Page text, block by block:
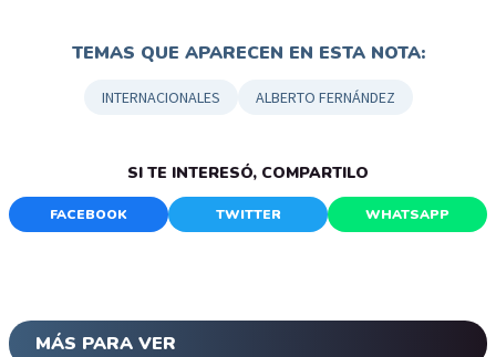
TEMAS QUE APARECEN EN ESTA NOTA:
INTERNACIONALES ALBERTO FERNÁNDEZ
SI TE INTERESÓ, COMPARTILO
FACEBOOK TWITTER WHATSAPP
MÁS PARA VER